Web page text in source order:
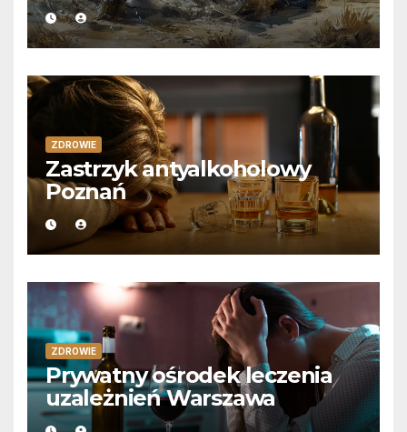
ZDROWIE
Zastrzyk antyalkoholowy
Poznań
ZDROWIE
Prywatny ośrodek leczenia
uzależnień Warszawa